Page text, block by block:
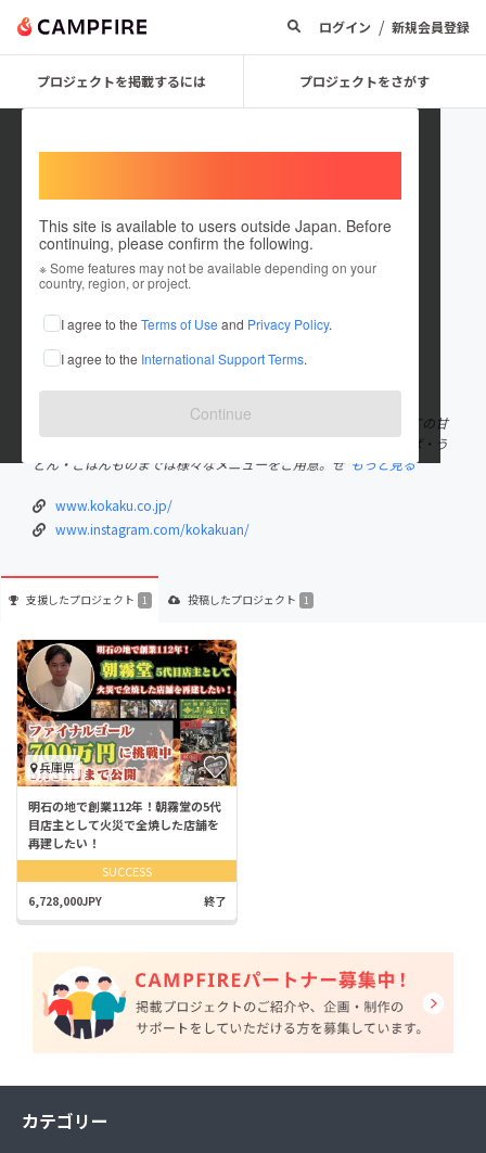
ログイン / 新規会員登録
プロジェクトを掲載するには プロジェクトをさがす
This site is available to users outside Japan. Before
continuing, please confirm the following.
※ Some features may not be available depending on your
country, region, or project.
I agree to the Terms of Use and Privacy Policy.
I agree to the International Support Terms.
Continue
kokaku_okami0214
これまでに1回支援して1件のプロジェクトを投稿しています
在住国：日本 現在地：兵庫県
出身国：日本 出身地：兵庫県
こかく庵は、1917年（大正6年）に創業した兵庫県明石市で初めての甘
党のお店です。ぜんざい、夏季限定のかき氷といった甘味からそば・う
どん・ごはんものまでは様々なメニューをご用意。ぜ もっと見る
www.kokaku.co.jp/
www.instagram.com/kokakuan/
支援したプロジェクト 1 投稿したプロジェクト 1
兵庫県
明石の地で創業112年！朝霧堂の5代
目店主として火災で全焼した店舗を
再建したい！
SUCCESS
6,728,000JPY 終了
カテゴリー